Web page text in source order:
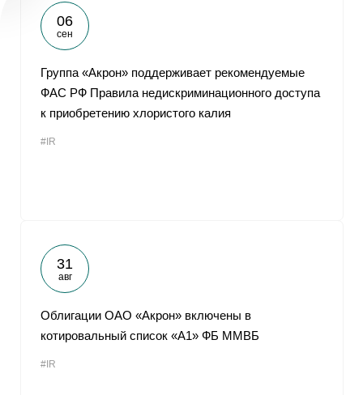
06
сен
Группа «Акрон» поддерживает рекомендуемые
ФАС РФ Правила недискриминационного доступа
к приобретению хлористого калия
#IR
31
авг
Облигации ОАО «Акрон» включены в
котировальный список «А1» ФБ ММВБ
#IR